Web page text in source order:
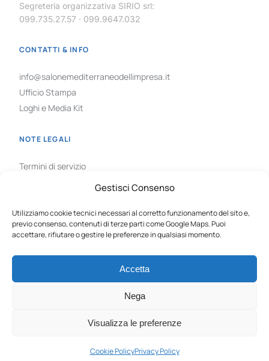
Gestisci Consenso
Utilizziamo cookie tecnici necessari al corretto funzionamento del sito e,
previo consenso, contenuti di terze parti come Google Maps. Puoi
accettare, rifiutare o gestire le preferenze in qualsiasi momento.
Accetta
Nega
Visualizza le preferenze
Cookie PolicyPrivacy Policy
Segreteria organizzativa SIRIO srl:
099.735.27.57 · 099.9647.032
CONTATTI & INFO
info@salonemediterraneodellimpresa.it
Ufficio Stampa
Loghi e Media Kit
NOTE LEGALI
Termini di servizio
GDPR
Gestisci cookie
© 2026 Confcommercio - Imprese per l'Italia Provincia di
il
da Consolidati.